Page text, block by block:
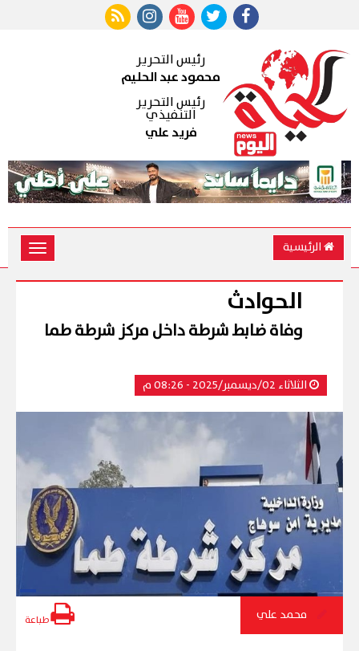
رئيس التحرير
محمود عبد الحليم
رئيس التحرير
التنفيذي
فريد علي
الرئيسية
Toggle
الحوادث
وفاة ضابط شرطة داخل مركز شرطة طما
الثلاثاء 02/ديسمبر/2025 - 08:26 م
محمد علي طباعة